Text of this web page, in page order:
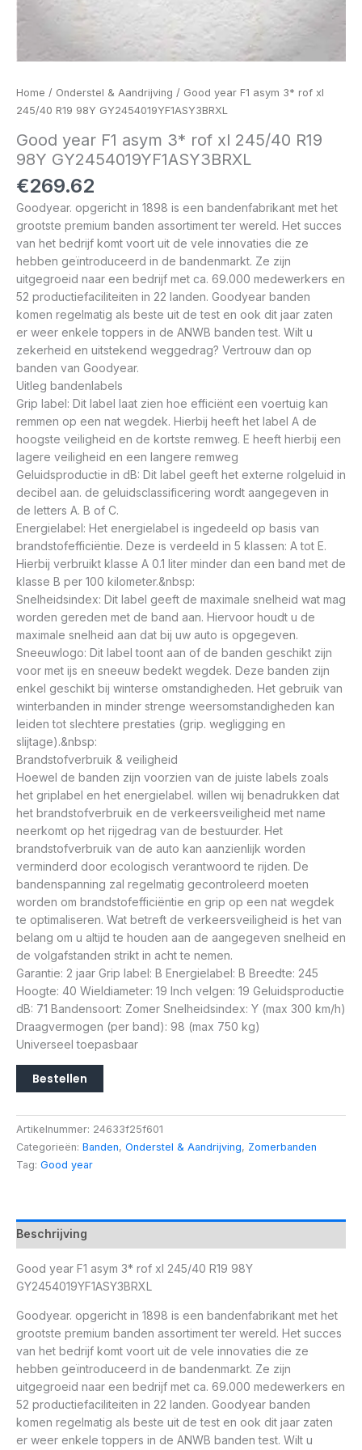
Home / Onderstel & Aandrijving / Good year F1 asym 3* rof xl
245/40 R19 98Y GY2454019YF1ASY3BRXL
Good year F1 asym 3* rof xl 245/40 R19
98Y GY2454019YF1ASY3BRXL
€269.62
Goodyear. opgericht in 1898 is een bandenfabrikant met het
grootste premium banden assortiment ter wereld. Het succes
van het bedrijf komt voort uit de vele innovaties die ze
hebben geïntroduceerd in de bandenmarkt. Ze zijn
uitgegroeid naar een bedrijf met ca. 69.000 medewerkers en
52 productiefaciliteiten in 22 landen. Goodyear banden
komen regelmatig als beste uit de test en ook dit jaar zaten
er weer enkele toppers in de ANWB banden test. Wilt u
zekerheid en uitstekend weggedrag? Vertrouw dan op
banden van Goodyear.
Uitleg bandenlabels
Grip label: Dit label laat zien hoe efficiënt een voertuig kan
remmen op een nat wegdek. Hierbij heeft het label A de
hoogste veiligheid en de kortste remweg. E heeft hierbij een
lagere veiligheid en een langere remweg
Geluidsproductie in dB: Dit label geeft het externe rolgeluid in
decibel aan. de geluidsclassificering wordt aangegeven in
de letters A. B of C.
Energielabel: Het energielabel is ingedeeld op basis van
brandstofefficiëntie. Deze is verdeeld in 5 klassen: A tot E.
Hierbij verbruikt klasse A 0.1 liter minder dan een band met de
klasse B per 100 kilometer.&nbsp:
Snelheidsindex: Dit label geeft de maximale snelheid wat mag
worden gereden met de band aan. Hiervoor houdt u de
maximale snelheid aan dat bij uw auto is opgegeven.
Sneeuwlogo: Dit label toont aan of de banden geschikt zijn
voor met ijs en sneeuw bedekt wegdek. Deze banden zijn
enkel geschikt bij winterse omstandigheden. Het gebruik van
winterbanden in minder strenge weersomstandigheden kan
leiden tot slechtere prestaties (grip. wegligging en
slijtage).&nbsp:
Brandstofverbruik & veiligheid
Hoewel de banden zijn voorzien van de juiste labels zoals
het griplabel en het energielabel. willen wij benadrukken dat
het brandstofverbruik en de verkeersveiligheid met name
neerkomt op het rijgedrag van de bestuurder. Het
brandstofverbruik van de auto kan aanzienlijk worden
verminderd door ecologisch verantwoord te rijden. De
bandenspanning zal regelmatig gecontroleerd moeten
worden om brandstofefficiëntie en grip op een nat wegdek
te optimaliseren. Wat betreft de verkeersveiligheid is het van
belang om u altijd te houden aan de aangegeven snelheid en
de volgafstanden strikt in acht te nemen.
Garantie: 2 jaar Grip label: B Energielabel: B Breedte: 245
Hoogte: 40 Wieldiameter: 19 Inch velgen: 19 Geluidsproductie
dB: 71 Bandensoort: Zomer Snelheidsindex: Y (max 300 km/h)
Draagvermogen (per band): 98 (max 750 kg)
Universeel toepasbaar
Bestellen
Artikelnummer: 24633f25f601
Categorieën: Banden, Onderstel & Aandrijving, Zomerbanden
Tag: Good year
Beschrijving
Good year F1 asym 3* rof xl 245/40 R19 98Y
GY2454019YF1ASY3BRXL
Goodyear. opgericht in 1898 is een bandenfabrikant met het
grootste premium banden assortiment ter wereld. Het succes
van het bedrijf komt voort uit de vele innovaties die ze
hebben geïntroduceerd in de bandenmarkt. Ze zijn
uitgegroeid naar een bedrijf met ca. 69.000 medewerkers en
52 productiefaciliteiten in 22 landen. Goodyear banden
komen regelmatig als beste uit de test en ook dit jaar zaten
er weer enkele toppers in de ANWB banden test. Wilt u